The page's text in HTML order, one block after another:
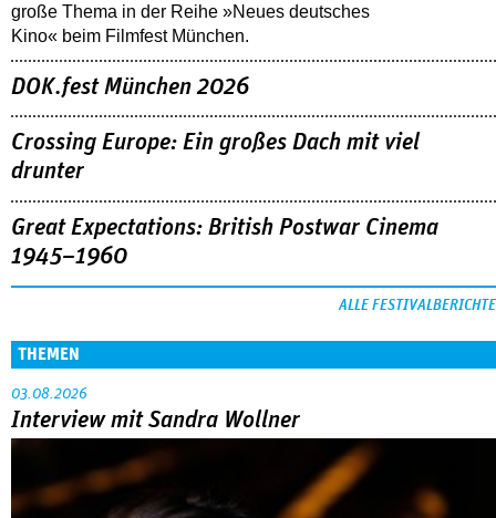
große Thema in der Reihe »Neues deutsches
Kino« beim Filmfest München.
DOK.fest München 2026
Crossing Europe: Ein großes Dach mit viel
drunter
Great Expectations: British Postwar Cinema
1945–1960
ALLE FESTIVALBERICHTE
THEMEN
03.08.2026
Interview mit Sandra Wollner